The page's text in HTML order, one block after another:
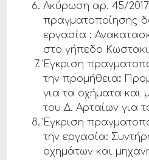
Ακύρωση αρ. 45/
πραγματοποίησης
εργασία :
στο γήπεδο
Έγκριση
την προμήθεια:
για τα οχήματα και
του Δ. Αρταίων για
Έγκριση
την εργασία:
οχημάτων και